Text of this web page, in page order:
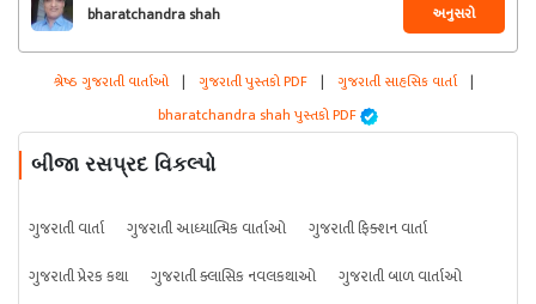
bharatchandra shah અનુસરો
શ્રેષ્ઠ ગુજરાતી વાર્તાઓ | ગુજરાતી પુસ્તકો PDF | ગુજરાતી સાહસિક વાર્તા |
bharatchandra shah પુસ્તકો PDF
બીજા રસપ્રદ વિકલ્પો
ગુજરાતી વાર્તા ગુજરાતી આધ્યાત્મિક વાર્તાઓ
ગુજરાતી ફિક્શન વાર્તા
ગુજરાતી પ્રેરક કથા
ગુજરાતી ક્લાસિક નવલકથાઓ ગુજરાતી બાળ વાર્તાઓ